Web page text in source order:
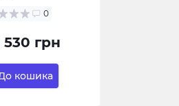
0
530 грн
кошика